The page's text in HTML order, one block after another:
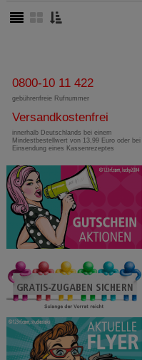
0800-10 11 422
gebührenfreie Rufnummer
Versandkostenfrei
innerhalb Deutschlands bei einem
Mindestbestellwert von 13,99 Euro oder bei
Einsendung eines Kassenrezeptes